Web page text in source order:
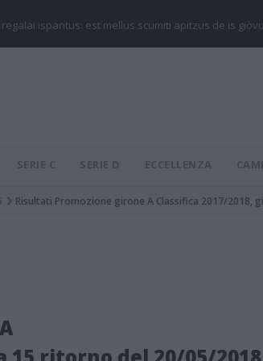
regalai ispantus: est mellus scumiti apitzus de is
SERIE C SERIE D ECCELLENZA
Risultati Promozione girone A Classifica 2017/2018,